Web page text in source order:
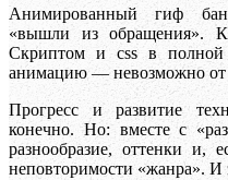
Анимированный гиф
«вышли из обращения».
Скриптом и css в полной
анимацию — невозможно от
Прогресс и развитие
конечно. Но: вместе с
разнообразие, оттенки и,
неповторимости «жанра». И